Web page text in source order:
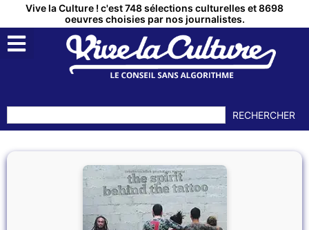
Vive la Culture ! c'est 748 sélections culturelles et 8698
oeuvres choisies par nos journalistes.
RECHERCHER